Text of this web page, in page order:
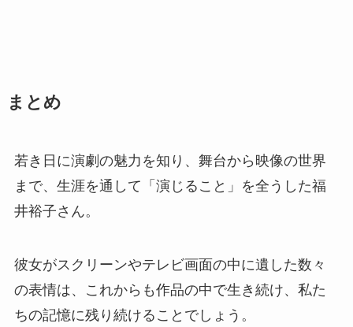
まとめ
若き日に演劇の魅力を知り、舞台から映像の世界
まで、生涯を通して「演じること」を全うした福
井裕子さん。
彼女がスクリーンやテレビ画面の中に遺した数々
の表情は、これからも作品の中で生き続け、私た
ちの記憶に残り続けることでしょう。